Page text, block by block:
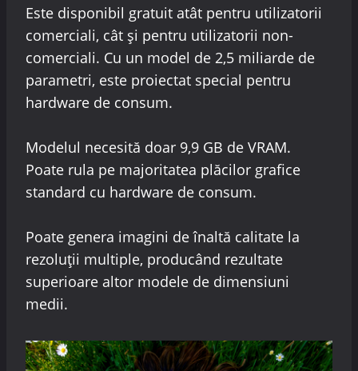
Este disponibil gratuit atât pentru utilizatorii
comerciali, cât și pentru utilizatorii non-
comerciali. Cu un model de 2,5 miliarde de
parametri, este proiectat special pentru
hardware de consum.
Modelul necesită doar 9,9 GB de VRAM.
Poate rula pe majoritatea plăcilor grafice
standard cu hardware de consum.
Poate genera imagini de înaltă calitate la
rezoluții multiple, producând rezultate
superioare altor modele de dimensiuni
medii.